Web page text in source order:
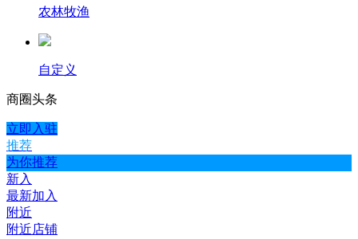
农林牧渔
自定义
商圈头条
立即入驻
推荐
为你推荐
新入
最新加入
附近
附近店铺